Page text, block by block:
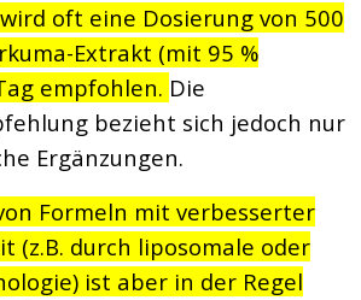
oft eine Dosierung von 500
Extrakt (mit 95 %
empfohlen. Die
bezieht sich jedoch nur
Ergänzungen.
Formeln mit verbesserter
(z.B. durch liposomale oder
ist aber in der Regel